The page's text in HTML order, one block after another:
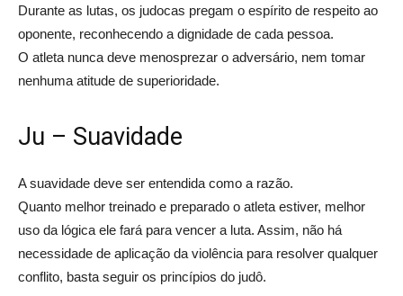
Durante as lutas, os judocas pregam o espírito de respeito ao
oponente, reconhecendo a dignidade de cada pessoa.
O atleta nunca deve menosprezar o adversário, nem tomar
nenhuma atitude de superioridade.
Ju – Suavidade
A suavidade deve ser entendida como a razão.
Quanto melhor treinado e preparado o atleta estiver, melhor
uso da lógica ele fará para vencer a luta. Assim, não há
necessidade de aplicação da violência para resolver qualquer
conflito, basta seguir os princípios do judô.